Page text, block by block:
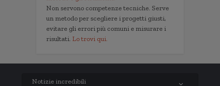
Non servono competenze tecniche. Serve
un metodo per scegliere i progetti giusti,
evitare gli errori più comuni e misurare i
risultati. Lo trovi qui.
Notizie incredibili